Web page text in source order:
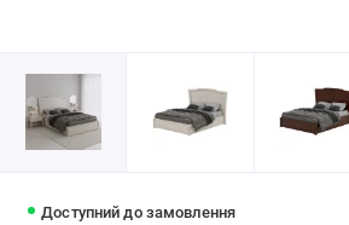
Доступний до замовлення